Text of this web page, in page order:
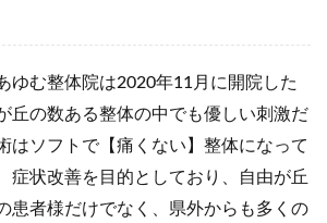
ゆむ整体院は2020年11月に開院した
丘の数ある整体の中でも優しい刺激だ
はソフトで【痛くない】整体になって
症状改善を目的としており、自由が丘
患者様だけでなく、県外からも多くの